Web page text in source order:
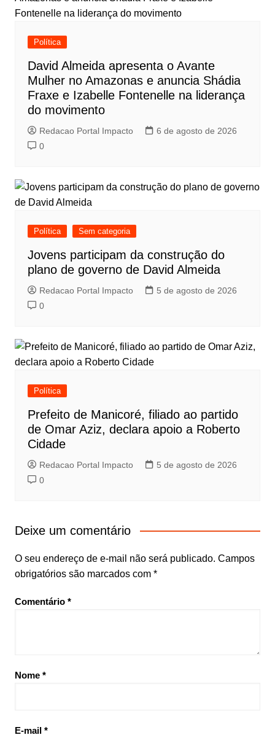
Política
David Almeida apresenta o Avante
Mulher no Amazonas e anuncia Shádia
Fraxe e Izabelle Fontenelle na liderança
do movimento
Redacao Portal Impacto
6 de agosto de 2026
0
Política Sem categoria
Jovens participam da construção do
plano de governo de David Almeida
Redacao Portal Impacto
5 de agosto de 2026
0
Política
Prefeito de Manicoré, filiado ao partido
de Omar Aziz, declara apoio a Roberto
Cidade
Redacao Portal Impacto
5 de agosto de 2026
0
Deixe um comentário
O seu endereço de e-mail não será publicado. Campos
obrigatórios são marcados com *
Comentário *
Nome *
E-mail *